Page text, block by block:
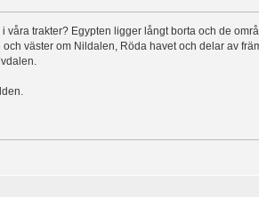
trakter? Egypten ligger långt borta och de
väster om Nildalen, Röda havet och delar av